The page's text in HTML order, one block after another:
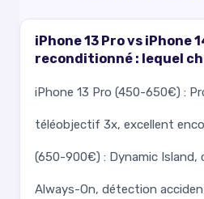
iPhone 13 Pro vs iPhone
reconditionné : lequel
iPhone 13 Pro (450-650€) :
téléobjectif 3x, excellent
(650-900€) : Dynamic Island,
Always-On, détection